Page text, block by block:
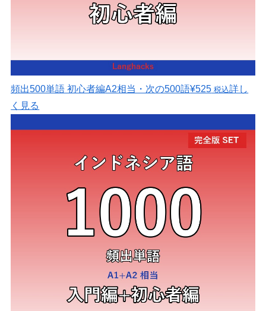
頻出500単語 初心者編A2相当・次の500語¥525 税込詳し
く見る